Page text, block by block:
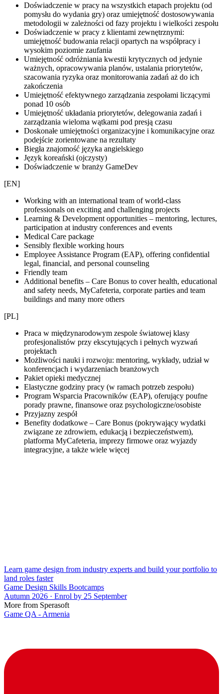
Doświadczenie w pracy na wszystkich etapach projektu (od
pomysłu do wydania gry) oraz umiejętność dostosowywania
metodologii w zależności od fazy projektu i wielkości zespołu
Doświadczenie w pracy z klientami zewnętrznymi:
umiejętność budowania relacji opartych na współpracy i
wysokim poziomie zaufania
Umiejętność odróżniania kwestii krytycznych od jedynie
ważnych, opracowywania planów, ustalania priorytetów,
szacowania ryzyka oraz monitorowania zadań aż do ich
zakończenia
Umiejętność efektywnego zarządzania zespołami liczącymi
ponad 10 osób
Umiejętność układania priorytetów, delegowania zadań i
zarządzania wieloma wątkami pod presją czasu
Doskonałe umiejętności organizacyjne i komunikacyjne oraz
podejście zorientowane na rezultaty
Biegła znajomość języka angielskiego
Język koreański (ojczysty)
Doświadczenie w branży GameDev
[EN]
Working with an international team of world-class
professionals on exciting and challenging projects
Learning & Development opportunities – mentoring, lectures,
participation at industry conferences and events
Medical Care package
Sensibly flexible working hours
Employee Assistance Program (EAP), offering confidential
legal, financial, and personal counseling
Friendly team
Additional benefits – Care Bonus to cover health, educational
and safety needs, MyCafeteria, corporate parties and team
buildings and many more others
[PL]
Praca w międzynarodowym zespole światowej klasy
profesjonalistów przy ekscytujących i pełnych wyzwań
projektach
Możliwości nauki i rozwoju: mentoring, wykłady, udział w
konferencjach i wydarzeniach branżowych
Pakiet opieki medycznej
Elastyczne godziny pracy (w ramach potrzeb zespołu)
Program Wsparcia Pracowników (EAP), oferujący poufne
porady prawne, finansowe oraz psychologiczne/osobiste
Przyjazny zespół
Benefity dodatkowe – Care Bonus (pokrywający wydatki
związane ze zdrowiem, edukacją i bezpieczeństwem),
platforma MyCafeteria, imprezy firmowe oraz wyjazdy
integracyjne, a także wiele więcej
Learn game design from industry experts and build your portfolio to
land roles faster
Game Design Skills Bootcamps
Autumn 2026 · Enrol by 25 September
More from Sperasoft
Game QA - Armenia